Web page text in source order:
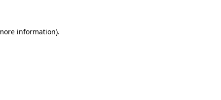
information).